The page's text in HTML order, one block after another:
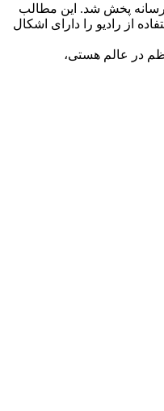
اداره تبلیغات وقت، مجموعه مطالبی را برای رادیو ارسال کرد که در قالب سلسله برنامه‌هایی از ۱۹ بهمن ۱۳۲۵ تا ۴ تیر ۱۳۲۶ از این رسانه پخش شد. این مطالب
از رادیو را دارای اشکال
بحث نظم در عالم هستی،